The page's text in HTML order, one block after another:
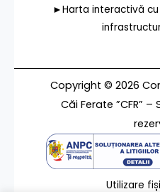
►Harta interactivă
Copyright © 2026
Căi Ferate ”CFR”
Utilizare